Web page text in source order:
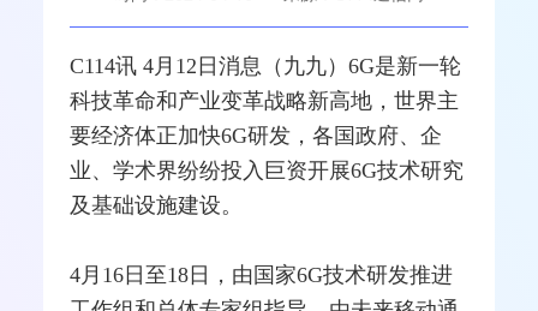
C114讯 4月12日消息（九九）6G是新一轮
科技革命和产业变革战略新高地，世界主
要经济体正加快6G研发，各国政府、企
业、学术界纷纷投入巨资开展6G技术研究
及基础设施建设。
4月16日至18日，由国家6G技术研发推进